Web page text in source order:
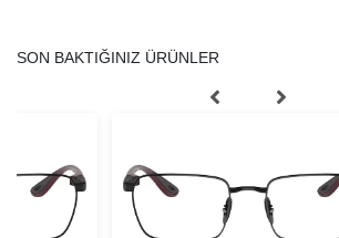
SON BAKTIĞINIZ ÜRÜNLER